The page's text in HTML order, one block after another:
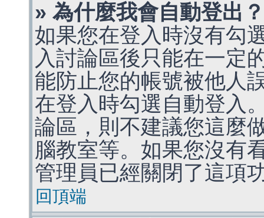
» 為什麼我會自動登出？
如果您在登入時沒有勾
入討論區後只能在一定
能防止您的帳號被他人
在登入時勾選自動登入
論區，則不建議您這麼
腦教室等。如果您沒有
管理員已經關閉了這項
回頂端